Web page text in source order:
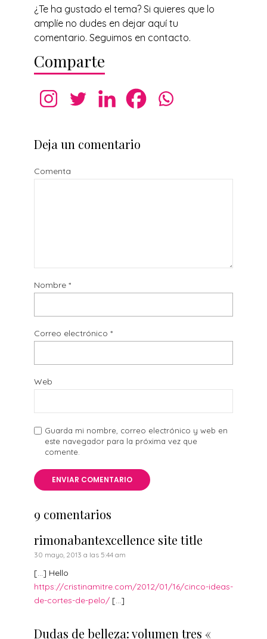
¿Te ha gustado el tema? Si quieres que lo
amplíe no dudes en dejar aquí tu
comentario. Seguimos en contacto.
Comparte
Deja un comentario
Comenta
Nombre *
Correo electrónico *
Web
Guarda mi nombre, correo electrónico y web en
este navegador para la próxima vez que
comente.
9 comentarios
rimonabantexcellence site title
30 mayo, 2013 a las 5:44 am
[…] Hello
https://cristinamitre.com/2012/01/16/cinco-ideas-
de-cortes-de-pelo/ […]
Dudas de belleza: volumen tres «